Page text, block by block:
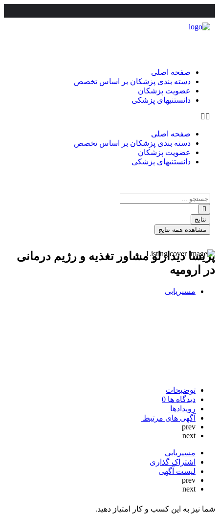
صفحه اصلی
دسته بندی پزشکان بر اساس تخصص
عضویت پزشکان
دانستنیهای پزشکی
صفحه اصلی
دسته بندی پزشکان بر اساس تخصص
عضویت پزشکان
دانستنیهای پزشکی
نتایج
مشاهده همه نتایج
پریسا دیدارلو مشاور تغذیه و رژیم درمانی
در ارومیه
مسیریابی
توضیحات
دیدگاه ها0
رویدادها
آگهی های مرتبط
prev
next
مسیریابی
اشتراک گذاری
لیست آگهی
prev
next
شما نیز به این کسب و کار امتیاز دهید.